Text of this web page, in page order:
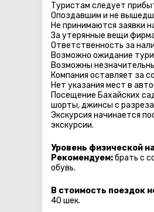
Туристам следует
Опоздавшим и не
Не принимаются заявки
За утерянные вещи
Ответственность за
Возможно ожидание
Возможны
Компания оставляет за
Нет указания мест в
Посещение Бахайских
шорты, джинсы с
Экскурсия начинается
экскурсии.
Уровень физической
Рекомендуем:брать с
обувь.
В стоимость поездок
40 шек.